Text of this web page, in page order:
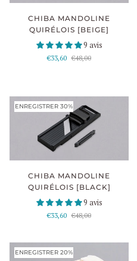
CHIBA MANDOLINE
QUIRÉLOIS [BEIGE]
9 avis
€33,60 €48,00
ENREGISTRER 30%
CHIBA MANDOLINE
QUIRÉLOIS [BLACK]
9 avis
€33,60 €48,00
ENREGISTRER 20%